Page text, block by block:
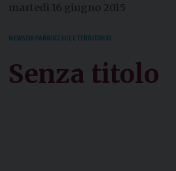
martedì 16 giugno 2015
NEWS DA PARROCCHIE E TERRITORIO
Senza titolo